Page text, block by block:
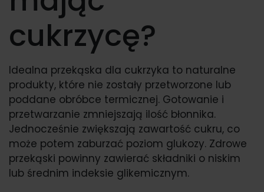
cukrzycę?
Idealna przekąska dla cukrzyka to naturalne
produkty, które nie zostały przetworzone lub
poddane obróbce termicznej. Gotowanie i
przetwarzanie zmniejszają ilość błonnika.
Jednocześnie zwiększają zawartość cukru, co
może potem zaburzać poziom glukozy. Zdrowe
przekąski powinny zawierać składniki o niskim
lub średnim indeksie glikemicznym.